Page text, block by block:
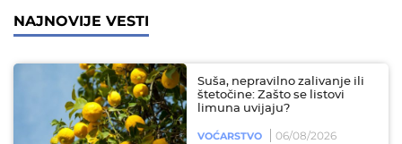
NAJNOVIJE VESTI
Suša, nepravilno zalivanje ili
štetočine: Zašto se listovi
limuna uvijaju?
VOĆARSTVO 06/08/2026